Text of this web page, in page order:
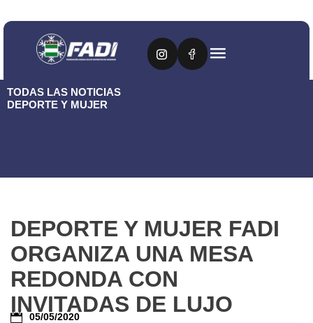
TODAS LAS NOTICIAS
DEPORTE Y MUJER
DEPORTE Y MUJER FADI
ORGANIZA UNA MESA
REDONDA CON
INVITADAS DE LUJO
05/05/2020